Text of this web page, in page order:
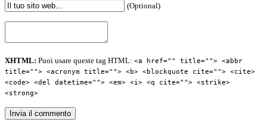
(Optional)
XHTML: Puoi usare queste tag HTML: <a href="" title=""> <abbr
title=""> <acronym title=""> <b> <blockquote cite=""> <cite>
<code> <del datetime=""> <em> <i> <q cite=""> <strike>
<strong>